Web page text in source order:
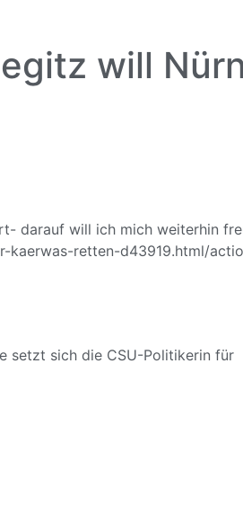
will
darauf will ich mich weiterhin
kaerwas-retten-d43919.html/
setzt sich die CSU-Politikerin für